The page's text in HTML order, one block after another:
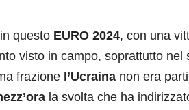
in questo EURO 2024, con una
visto in campo, soprattutto nel
frazione l’Ucraina non era
la svolta che ha